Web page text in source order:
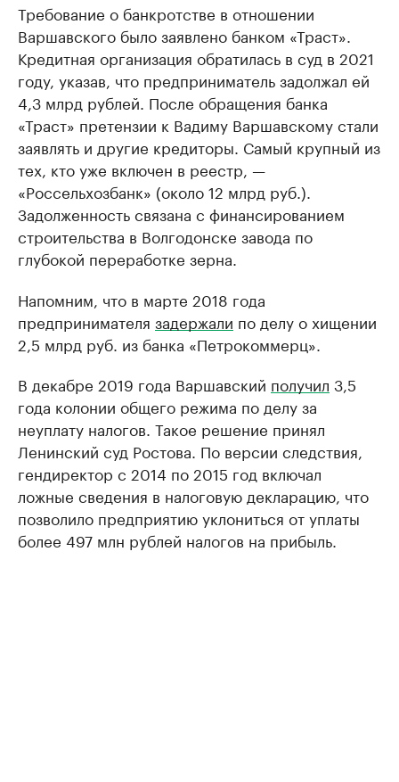
Требование о банкротстве в отношении
Варшавского было заявлено банком «Траст».
Кредитная организация обратилась в суд в 2021
году, указав, что предприниматель задолжал ей
4,3 млрд рублей. После обращения банка
«Траст» претензии к Вадиму Варшавскому стали
заявлять и другие кредиторы. Самый крупный из
тех, кто уже включен в реестр, —
«Россельхозбанк» (около 12 млрд руб.).
Задолженность связана с финансированием
строительства в Волгодонске завода по
глубокой переработке зерна.
Напомним, что в марте 2018 года
предпринимателя задержали по делу о хищении
2,5 млрд руб. из банка «Петрокоммерц».
В декабре 2019 года Варшавский получил 3,5
года колонии общего режима по делу за
неуплату налогов. Такое решение принял
Ленинский суд Ростова. По версии следствия,
гендиректор с 2014 по 2015 год включал
ложные сведения в налоговую декларацию, что
позволило предприятию уклониться от уплаты
более 497 млн рублей налогов на прибыль.